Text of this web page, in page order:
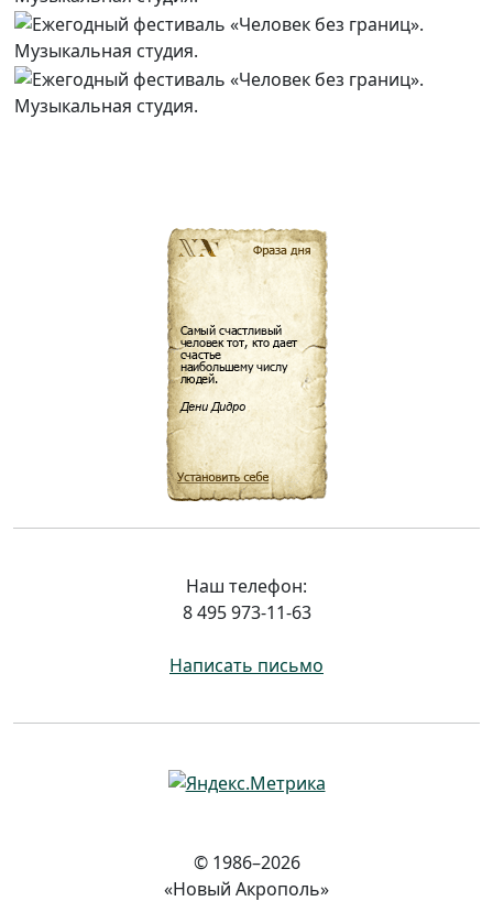
Наш телефон:
8 495 973-11-63
Написать письмо
© 1986–2026
«Новый Акрополь»